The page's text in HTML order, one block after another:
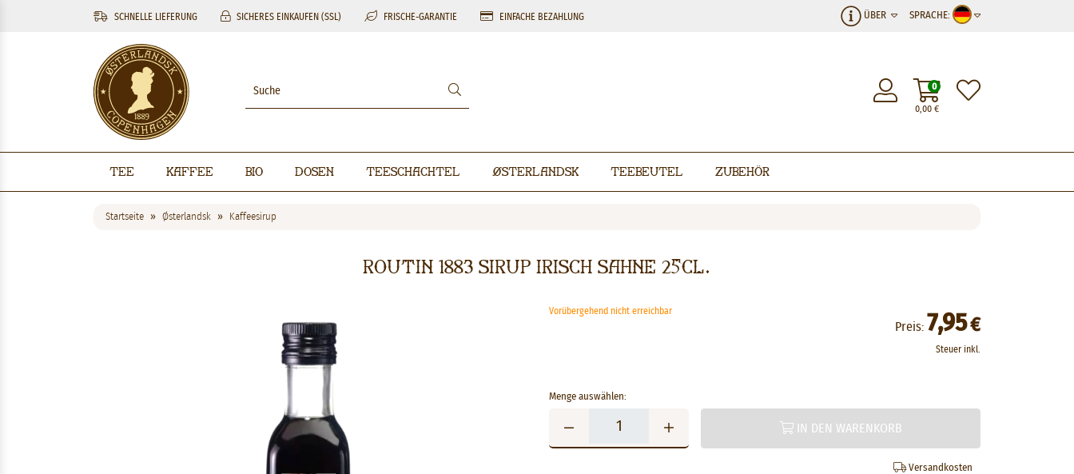
SCHNELLE LIEFERUNG SICHERES EINKAUFEN (SSL) FRISCHE-GARANTIE EINFACHE BEZAHLUNG SPRACHE:
ÜBER
0,00€
0
Tee Kaffee BIO Dosen Teeschachtel Østerlandsk Teebeutel Zubehör
Startseite Østerlandsk Kaffeesirup
Routin 1883 Sirup Irisch Sahne 25cl.
Vorübergehend nicht erreichbar
Preis: 7,95€
Steuer inkl.
Menge auswählen:
IN DEN WARENKORB
Versandkosten